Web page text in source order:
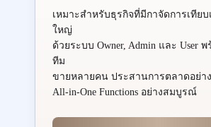
เหมาะสำหรับธุรกิจที่มีกาจัดการเทียบ
ใหญ่
ด้วยระบบ Owner, Admin และ User
ทีม
ขายหลายคน ประสานการตลาดอย่า
All-in-One Functions อย่างสมบูรณ์